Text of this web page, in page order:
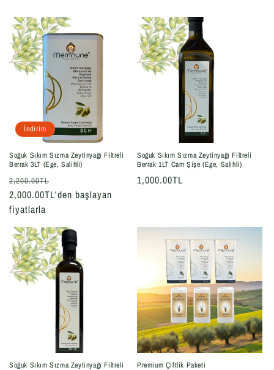
İndirim
Soğuk Sıkım Sızma Zeytinyağı Filtreli
Berrak 3LT (Ege, Salihli)
Normal
fiyat
2,200.00TL
fiyat
2,000.00TL'den başlayan
fiyatlarla
Soğuk Sıkım Sızma Zeytinyağı Filtreli
Berrak 1LT Cam Şişe (Ege, Salihli)
Normal
1,000.00TL
Soğuk Sıkım Sızma Zeytinyağı Filtreli
Premium Çiftlik Paketi